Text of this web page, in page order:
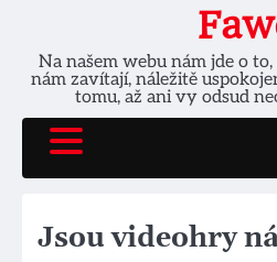
contentNa našem webu nám jde o
nám zavítají, náležitě
tomu, až ani vy odsud
Jsou videohry